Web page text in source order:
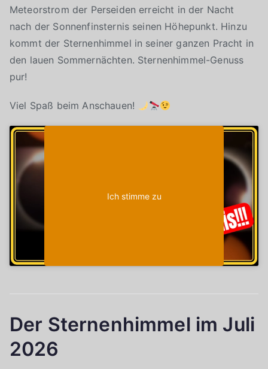
Meteorstrom der Perseiden erreicht in der Nacht
nach der Sonnenfinsternis seinen Höhepunkt. Hinzu
kommt der Sternenhimmel in seiner ganzen Pracht in
den lauen Sommernächten. Sternenhimmel-Genuss
pur!
Viel Spaß beim Anschauen!
Ich stimme zu
Der Sternenhimmel im Juli
2026